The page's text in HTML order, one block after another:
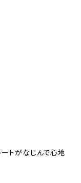
ートがなじんで心地